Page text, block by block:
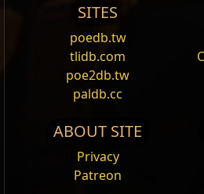
裂地戰吼
發出一聲傷害性
擊退
敵人造成沉重暈眩
沉重暈眩 的敵人，此技能會
放一次額外的
時間。
熔火爆破
刺穿地上的熔融岩石並投
時爆炸，對敵人造成傷害
神聖石 1
SITES
poedb.tw
tlidb.com
poe2db.tw
paldb.cc
ABOUT SITE
Privacy
Patreon